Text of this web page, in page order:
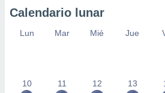
Calendario lunar
Lun Mar Mié Jue
10 11 12 13